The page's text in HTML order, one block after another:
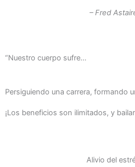
– Fred
“Nuestro cuerpo sufre…
Persiguiendo una carrera, formando
¡Los beneficios son ilimitados, y
Alivio del